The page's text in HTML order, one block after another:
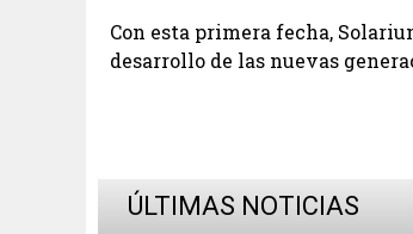
Con esta primera fecha,
desarrollo de las nuevas
ÚLTIMAS NOTICIAS